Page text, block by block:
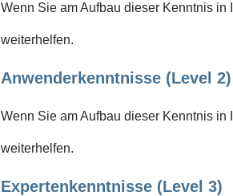
Wenn Sie am Aufbau dieser Kenntnis
weiterhelfen.
Anwenderkenntnisse (Level 2)
Wenn Sie am Aufbau dieser Kenntnis
weiterhelfen.
Expertenkenntnisse (Level 3)